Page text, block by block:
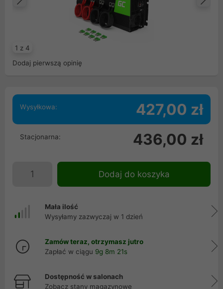
1 z 4
Poprzedni
Dodaj pierwszą opinię
Wysyłkowa: 427,00 zł
Stacjonarna: 436,00 zł
Dodaj do koszyka
Mała ilość
Wysyłamy zazwyczaj w 1 dzień
Zamów teraz, otrzymasz jutro
Zapłać w ciągu 9g 8m 20s
Dostępność w salonach
Zobacz stany magazynowe